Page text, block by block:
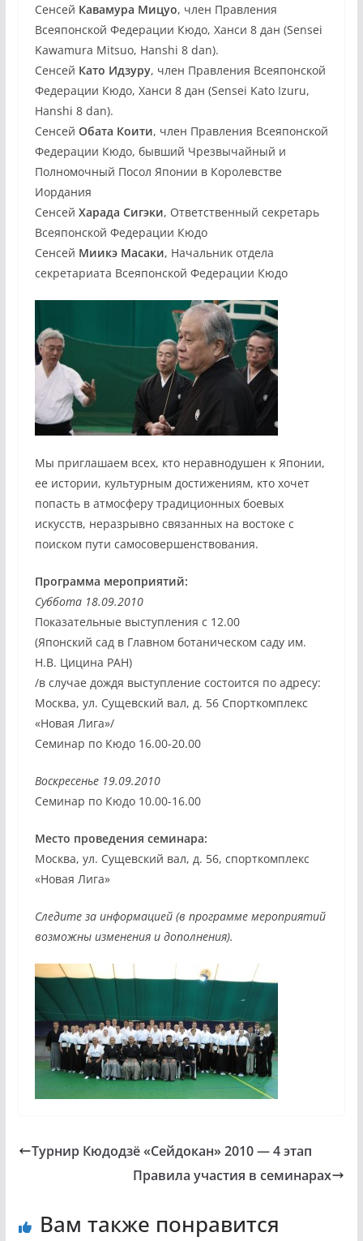
Сенсей Кавамура Мицуо, член Правления
Всеяпонской Федерации Кюдо, Ханси 8 дан (Sensei
Kawamura Mitsuo, Hanshi 8 dan).
Сенсей Като Идзуру, член Правления Всеяпонской
Федерации Кюдо, Ханси 8 дан (Sensei Kato Izuru,
Hanshi 8 dan).
Сенсей Обата Коити, член Правления Всеяпонской
Федерации Кюдо, бывший Чрезвычайный и
Полномочный Посол Японии в Королевстве
Иордания
Сенсей Харада Сигэки, Ответственный секретарь
Всеяпонской Федерации Кюдо
Сенсей Миикэ Масаки, Начальник отдела
секретариата Всеяпонской Федерации Кюдо
Мы приглашаем всех, кто неравнодушен к Японии,
ее истории, культурным достижениям, кто хочет
попасть в атмосферу традиционных боевых
искусств, неразрывно связанных на востоке с
поиском пути самосовершенствования.
Программа мероприятий:
Суббота 18.09.2010
Показательные выступления c 12.00
(Японский сад в Главном ботаническом саду им.
Н.В. Цицина РАН)
/в случае дождя выступление состоится по адресу:
Москва, ул. Сущевский вал, д. 56 Спорткомплекс
«Новая Лига»/
Семинар по Кюдо 16.00-20.00
Воскресенье 19.09.2010
Семинар по Кюдо 10.00-16.00
Место проведения семинара:
Москва, ул. Сущевский вал, д. 56, спорткомплекс
«Новая Лига»
Следите за информацией (в программе мероприятий
возможны изменения и дополнения).
Турнир Кюдодзё «Сейдокан» 2010 — 4 этап
Правила участия в семинарах
Вам также понравится